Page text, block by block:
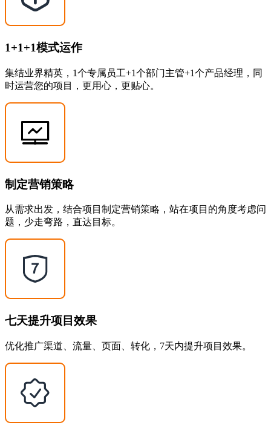
1+1+1模式运作
集结业界精英，1个专属员工+1个部门主管+1个产品经理，同
时运营您的项目，更用心，更贴心。
制定营销策略
从需求出发，结合项目制定营销策略，站在项目的角度考虑问
题，少走弯路，直达目标。
七天提升项目效果
优化推广渠道、流量、页面、转化，7天内提升项目效果。